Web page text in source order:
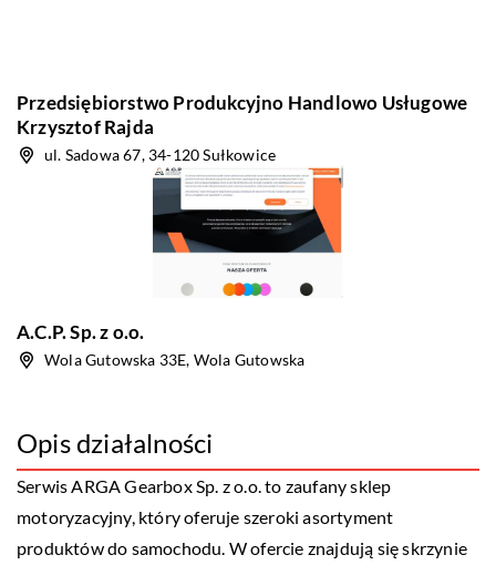
Przedsiębiorstwo Produkcyjno Handlowo Usługowe
Krzysztof Rajda
ul. Sadowa 67, 34-120 Sułkowice
A.C.P. Sp. z o.o.
Wola Gutowska 33E, Wola Gutowska
Opis działalności
Serwis ARGA Gearbox Sp. z o.o. to zaufany sklep
motoryzacyjny, który oferuje szeroki asortyment
produktów do samochodu. W ofercie znajdują się skrzynie